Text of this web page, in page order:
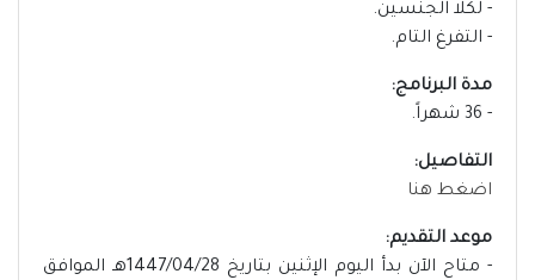
- لكلا الجنسين.
- التفرغ التام.
مدة البرنامج:
- 36 شهراً.
التفاصيل:
اضغط هنا
موعد التقديم:
- متاح الآن بدأ اليوم الإثنين بتاريخ 1447/04/28هـ الموافق